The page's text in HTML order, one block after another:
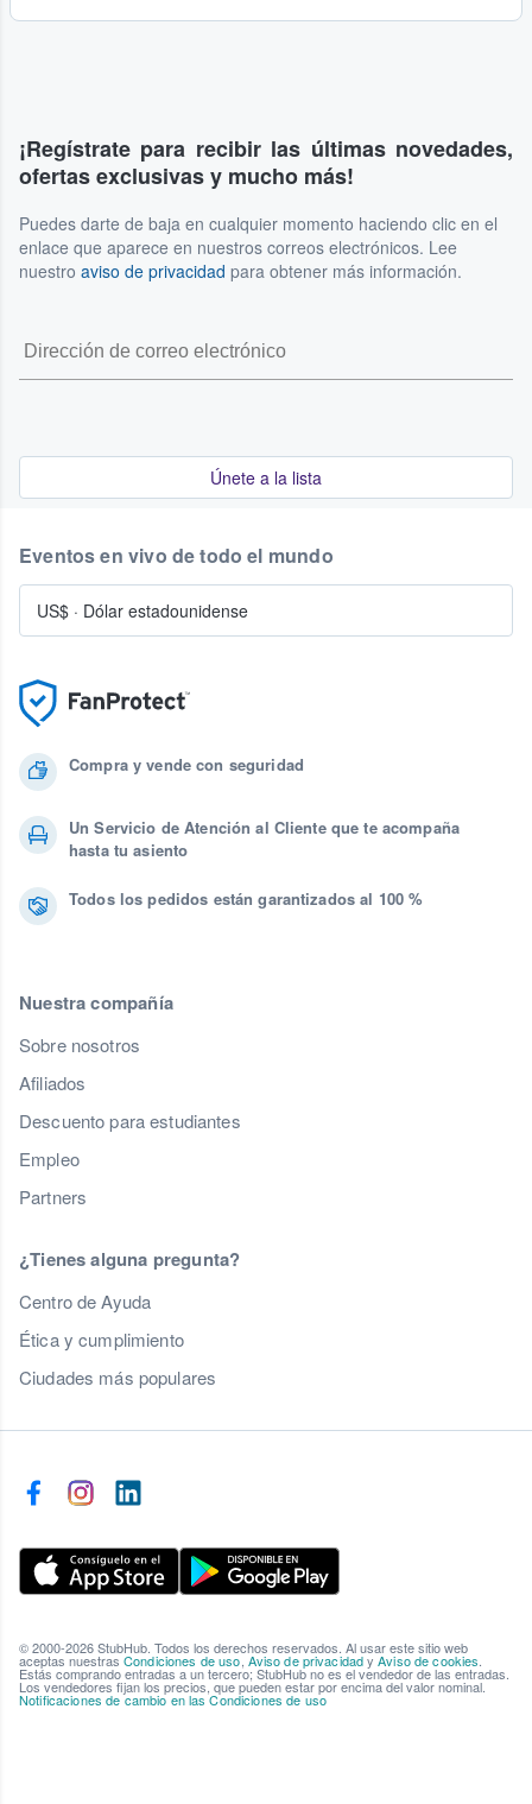
¡Regístrate para recibir las últimas novedades,
ofertas exclusivas y mucho más!
Puedes darte de baja en cualquier momento haciendo clic en el
enlace que aparece en nuestros correos electrónicos. Lee
nuestro aviso de privacidad para obtener más información.
Únete a la lista
Compra y vende con seguridad
Un Servicio de Atención al Cliente que te acompaña
hasta tu asiento
Todos los pedidos están garantizados al 100 %
Nuestra compañía
Sobre nosotros
Afiliados
Descuento para estudiantes
Empleo
Partners
¿Tienes alguna pregunta?
Centro de Ayuda
Ética y cumplimiento
Ciudades más populares
Eventos en vivo de todo el mundo
US$ · Dólar estadounidense
© 2000-2026 StubHub. Todos los derechos reservados. Al usar este sitio web
aceptas nuestras Condiciones de uso, Aviso de privacidadyAviso de cookies.
Estás comprando entradas a un tercero; StubHub no es el vendedor de las entradas.
Los vendedores fijan los precios, que pueden estar por encima del valor nominal.
Notificaciones de cambio en las Condiciones de uso